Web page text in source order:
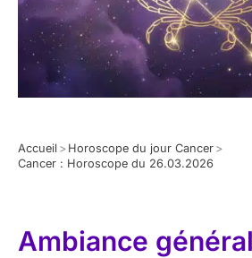
Accueil > Horoscope du jour Cancer >
Cancer : Horoscope du 26.03.2026
Ambiance